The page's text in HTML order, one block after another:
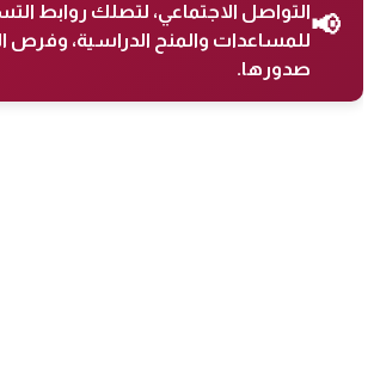
📢التواصل الاجتماعي، لتصلك روابط
للمساعدات والمنح الدراسية، وفرص
صدورها.